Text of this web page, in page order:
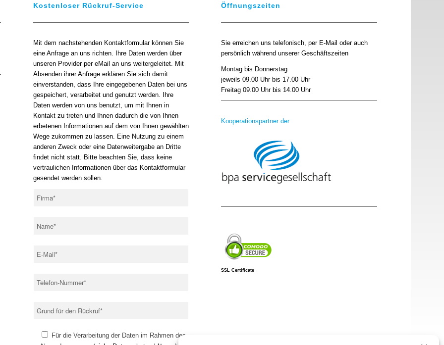
Kostenloser Rückruf-Service
Mit dem nachstehenden Kontaktformular können Sie
eine Anfrage an uns richten. Ihre Daten werden über
unseren Provider per eMail an uns weitergeleitet. Mit
Absenden ihrer Anfrage erklären Sie sich damit
einverstanden, dass Ihre eingegebenen Daten bei uns
gespeichert, verarbeitet und genutzt werden. Ihre
Daten werden von uns benutzt, um mit Ihnen in
Kontakt zu treten und Ihnen dadurch die von Ihnen
erbetenen Informationen auf dem von Ihnen gewählten
Wege zukommen zu lassen. Eine Nutzung zu einem
anderen Zweck oder eine Datenweitergabe an Dritte
findet nicht statt. Bitte beachten Sie, dass keine
vertraulichen Informationen über das Kontaktformular
gesendet werden sollen.
Für die Verarbeitung der Daten im Rahmen des
Öffnungszeiten
Sie erreichen uns telefonisch, per E-Mail oder auch
persönlich während unserer Geschäftszeiten
Montag bis Donnerstag
jeweils 09.00 Uhr bis 17.00 Uhr
Freitag 09.00 Uhr bis 14.00 Uhr
Kooperationspartner der
SSL Certificate